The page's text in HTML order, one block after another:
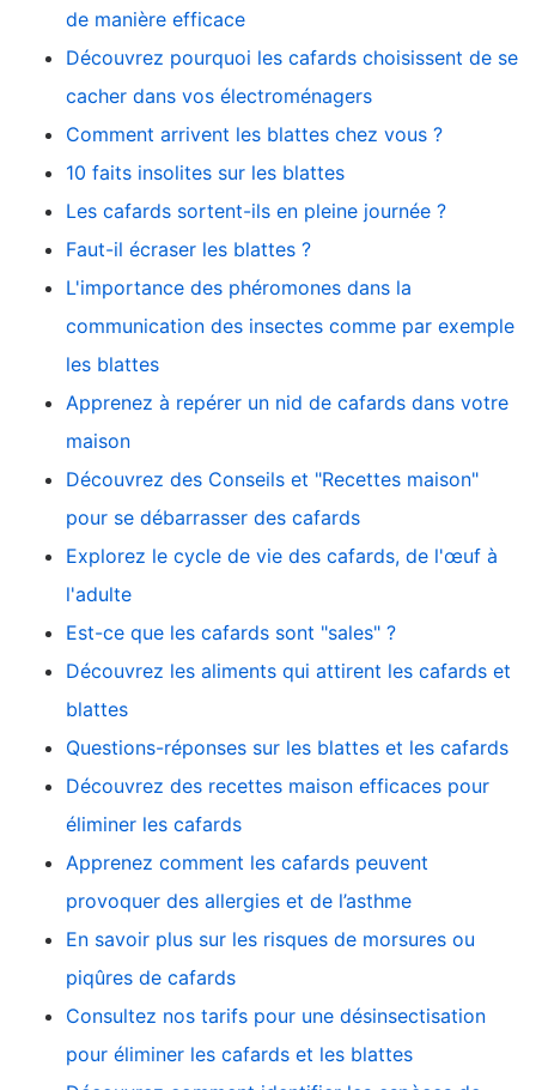
de manière efficace
Découvrez pourquoi les cafards choisissent de se
cacher dans vos électroménagers
Comment arrivent les blattes chez vous ?
10 faits insolites sur les blattes
Les cafards sortent-ils en pleine journée ?
Faut-il écraser les blattes ?
L'importance des phéromones dans la
communication des insectes comme par exemple
les blattes
Apprenez à repérer un nid de cafards dans votre
maison
Découvrez des Conseils et "Recettes maison"
pour se débarrasser des cafards
Explorez le cycle de vie des cafards, de l'œuf à
l'adulte
Est-ce que les cafards sont "sales" ?
Découvrez les aliments qui attirent les cafards et
blattes
Questions-réponses sur les blattes et les cafards
Découvrez des recettes maison efficaces pour
éliminer les cafards
Apprenez comment les cafards peuvent
provoquer des allergies et de l’asthme
En savoir plus sur les risques de morsures ou
piqûres de cafards
Consultez nos tarifs pour une désinsectisation
pour éliminer les cafards et les blattes